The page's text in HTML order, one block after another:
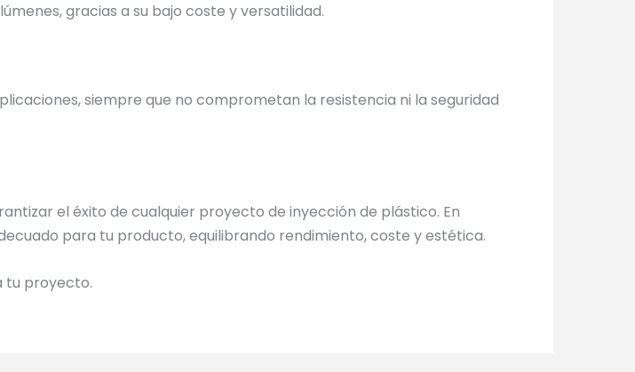
gracias a su bajo coste y versatilidad.
siempre que no comprometan la resistencia ni la seguridad
el éxito de cualquier proyecto de inyección de plástico. En
para tu producto, equilibrando rendimiento, coste y estética.
tu proyecto.